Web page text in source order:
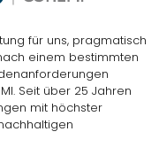
für uns, pragmatisch
einem bestimmten
. Seit über 25 Jahren
mit höchster